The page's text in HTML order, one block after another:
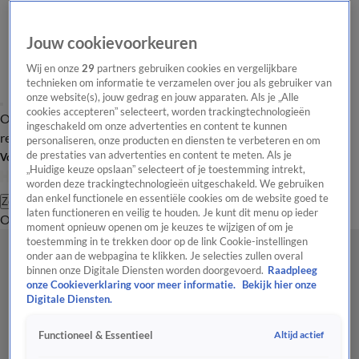
Overzicht Laatste nieuws Regionieuws Het beste van Hart
Tip de
redactie
Volg Hart van Nederland
Zoeken
OverzichtRegioUitzendingenWeerTip de redactiePanelVideo's
Jouw cookievoorkeuren
Wij en onze29 partners gebruiken cookies en vergelijkbare
technieken om informatie te verzamelen over jou als gebruiker van
onze website(s), jouw gedrag en jouw apparaten. Als je „Alle
cookies accepteren” selecteert, worden trackingtechnologieën
ingeschakeld om onze advertenties en content te kunnen
personaliseren, onze producten en diensten te verbeteren en om
de prestaties van advertenties en content te meten. Als je
„Huidige keuze opslaan” selecteert of je toestemming intrekt,
worden deze trackingtechnologieën uitgeschakeld. We gebruiken
dan enkel functionele en essentiële cookies om de website goed te
laten functioneren en veilig te houden. Je kunt dit menu op ieder
moment opnieuw openen om je keuzes te wijzigen of om je
toestemming in te trekken door op de link Cookie-instellingen
onder aan de webpagina te klikken. Je selecties zullen overal
binnen onze Digitale Diensten worden doorgevoerd. Raadpleeg
onze Cookieverklaring voor meer informatie.
Bekijk hier onze
Digitale Diensten.
Functioneel & Essentieel Altijd actief